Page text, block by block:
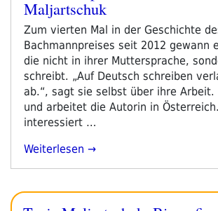
am
Maljartschuk
Zum vierten Mal in der Geschichte
Bachmannpreises seit 2012 gewann
die nicht in ihrer Muttersprache,
schreibt. „Auf Deutsch schreiben
ab.“, sagt sie selbst über ihre
und arbeitet die Autorin in
interessiert …
„Bachmannpreis-
Tanja
Weiterlesen